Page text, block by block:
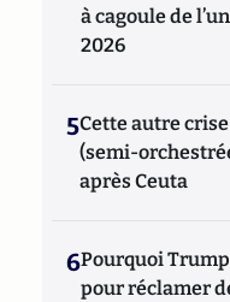
à cagoule de
2026
5Cette autre
(semi-
après Ceuta
6Pourquoi
pour réclamer